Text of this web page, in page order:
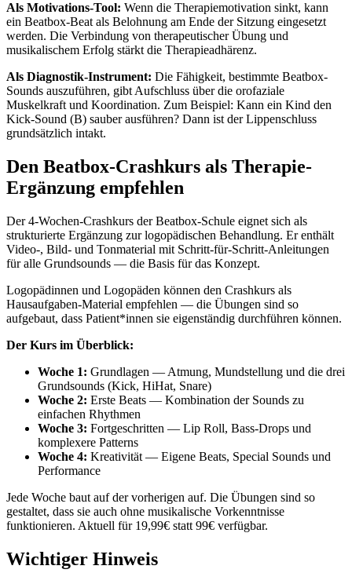
Als Motivations-Tool: Wenn die Therapiemotivation sinkt, kann
ein Beatbox-Beat als Belohnung am Ende der Sitzung eingesetzt
werden. Die Verbindung von therapeutischer Übung und
musikalischem Erfolg stärkt die Therapieadhärenz.
Als Diagnostik-Instrument: Die Fähigkeit, bestimmte Beatbox-
Sounds auszuführen, gibt Aufschluss über die orofaziale
Muskelkraft und Koordination. Zum Beispiel: Kann ein Kind den
Kick-Sound (B) sauber ausführen? Dann ist der Lippenschluss
grundsätzlich intakt.
Den Beatbox-Crashkurs als Therapie-
Ergänzung empfehlen
Der 4-Wochen-Crashkurs der Beatbox-Schule eignet sich als
strukturierte Ergänzung zur logopädischen Behandlung. Er enthält
Video-, Bild- und Tonmaterial mit Schritt-für-Schritt-Anleitungen
für alle Grundsounds — die Basis für das Konzept.
Logopädinnen und Logopäden können den Crashkurs als
Hausaufgaben-Material empfehlen — die Übungen sind so
aufgebaut, dass Patient*innen sie eigenständig durchführen können.
Der Kurs im Überblick:
Woche 1: Grundlagen — Atmung, Mundstellung und die drei
Grundsounds (Kick, HiHat, Snare)
Woche 2: Erste Beats — Kombination der Sounds zu
einfachen Rhythmen
Woche 3: Fortgeschritten — Lip Roll, Bass-Drops und
komplexere Patterns
Woche 4: Kreativität — Eigene Beats, Special Sounds und
Performance
Jede Woche baut auf der vorherigen auf. Die Übungen sind so
gestaltet, dass sie auch ohne musikalische Vorkenntnisse
funktionieren. Aktuell für 19,99€ statt 99€ verfügbar.
Wichtiger Hinweis